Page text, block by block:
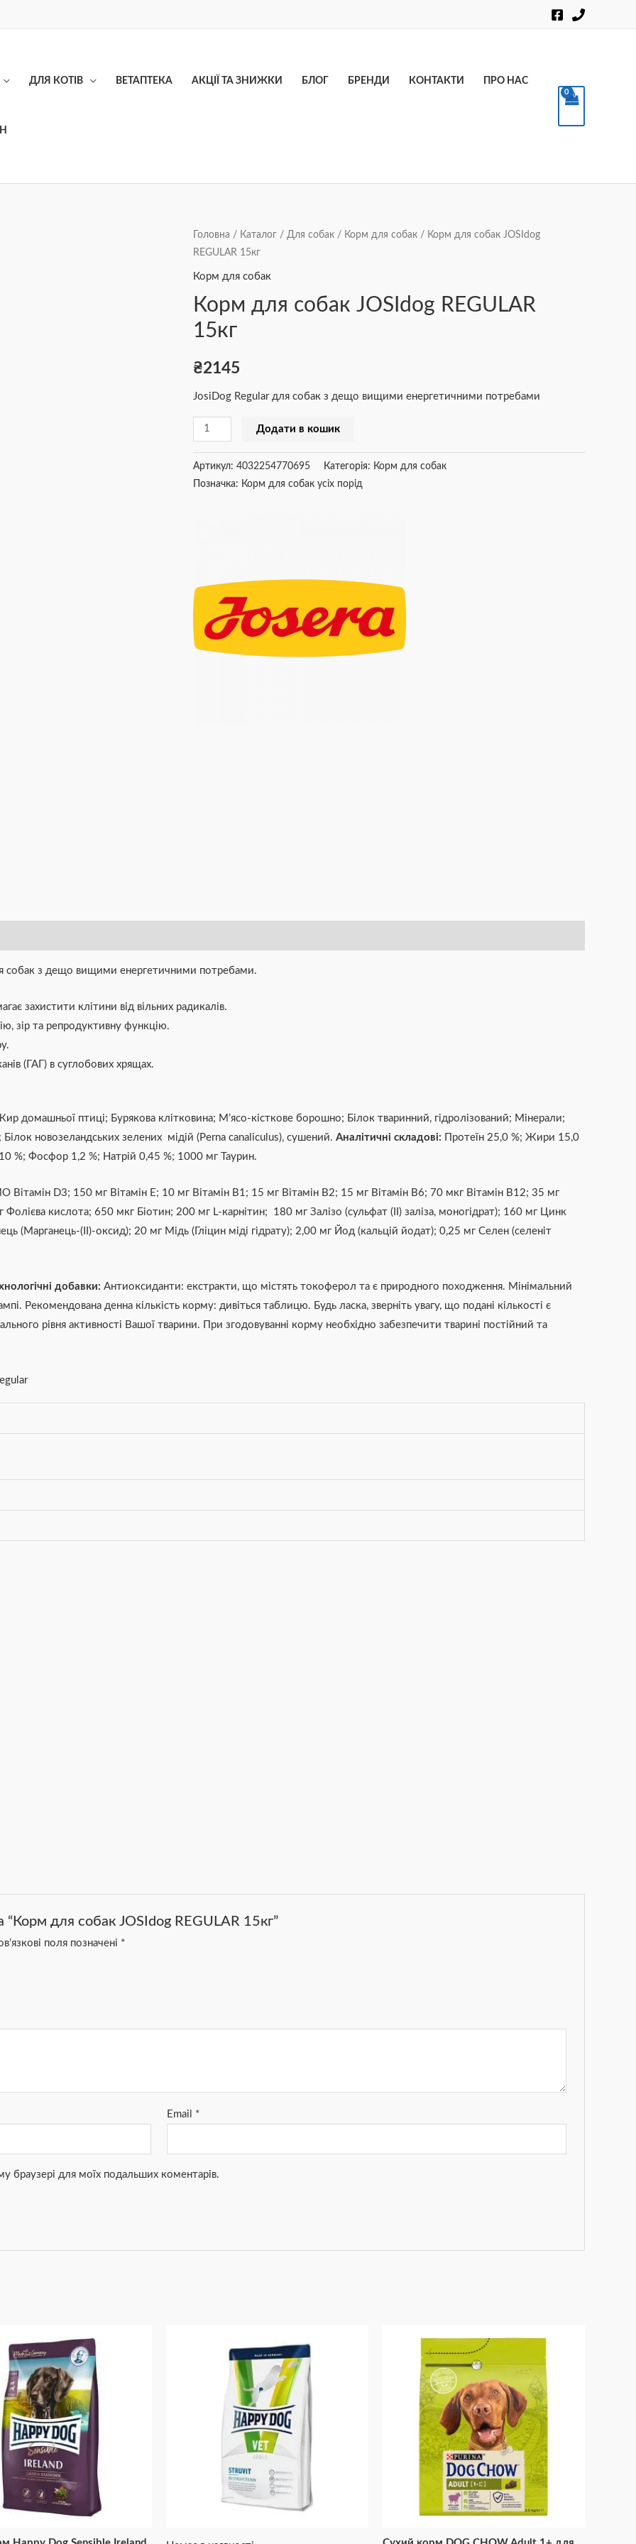
ДЛЯ КОТІВ ВЕТАПТЕКА АКЦІЇ ТА ЗНИЖКИ БЛОГ БРЕНДИ КОНТАКТИ ПРО НАС
Головна / Каталог / Для собак / Корм для собак / Корм для собак JOSIdog
REGULAR 15кг
Корм для собак
Корм для собак JOSIdog REGULAR
15кг
₴2145
JosiDog Regular для собак з дещо вищими енергетичними потребами
Корм
для
собак
REGULAR
15кг
Додати в кошик
Артикул: 4032254770695 Категорія: Корм для собак
Позначка: Корм для собак усіх порід
собак з дещо вищими енергетичними потребами.
захистити клітини від вільних радикалів.
зір та репродуктивну функцію.
(ГАГ) в суглобових хрящах.
домашньої птиці; Бурякова клітковина; М’ясо-кісткове борошно; Білок тваринний, гідролізований; Мінерали;
новозеландських зелених мідій (Perna canaliculus), сушений. Аналітичні складові:
Протеїн 25,0 %; Жири 15,0
%; Фосфор 1,2 %; Натрій 0,45 %; 1000 мг Таурин.
D3; 150 мг Вітамін E; 10 мг Вітамін B1; 15 мг Вітамін B2; 15 мг Вітамін B6; 70 мкг Вітамін B12; 35 мг
кислота; 650 мкг Біотин; 200 мг L-карнітин; 180 мг Залізо (сульфат (ІІ) заліза, моногідрат); 160 мг Цинк
(Марганець-(II)-оксид); 20 мг Мідь (Гліцин міді гідрату); 2,00 мг Йод (кальцій йодат); 0,25 мг Селен (селеніт
добавки: Антиоксиданти: екстракти, що містять токоферол та є природного походження. Мінімальний
Рекомендована денна кількість корму: дивіться таблицю. Будь ласка, зверніть увагу, що подані кількості є
рівня активності Вашої тварини. При згодовуванні корму необхідно забезпечити тварині постійний та
для собак JOSIdog REGULAR 15кг”
поля позначені *
Email *
браузері для моїх подальших коментарів.